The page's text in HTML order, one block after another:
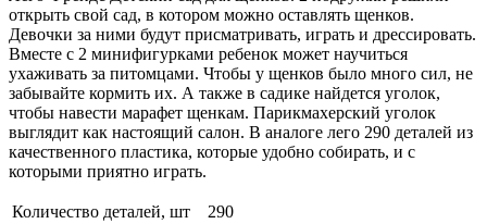
открыть свой сад, в котором можно оставлять щенков.
Девочки за ними будут присматривать, играть и дрессировать.
Вместе с 2 минифигурками ребенок может научиться
ухаживать за питомцами. Чтобы у щенков было много сил, не
забывайте кормить их. А также в садике найдется уголок,
чтобы навести марафет щенкам. Парикмахерский уголок
выглядит как настоящий салон. В аналоге лего 290 деталей из
качественного пластика, которые удобно собирать, и с
которыми приятно играть.
Количество деталей, шт
290